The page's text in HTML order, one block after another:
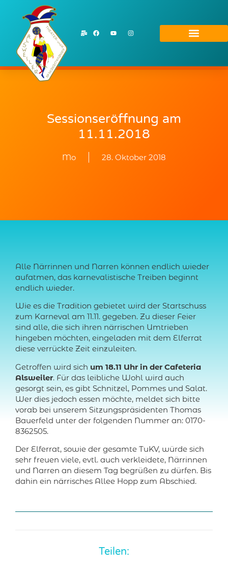
Sessionseröffnung am
11.11.2018
Mo 28. Oktober 2018
Alle Närrinnen und Narren können endlich wieder
aufatmen, das karnevalistische Treiben beginnt
endlich wieder.
Wie es die Tradition gebietet wird der Startschuss
zum Karneval am 11.11. gegeben. Zu dieser Feier
sind alle, die sich ihren närrischen Umtrieben
hingeben möchten, eingeladen mit dem Elferrat
diese verrückte Zeit einzuleiten.
Getroffen wird sich um 18.11 Uhr in der Cafeteria
Alsweiler. Für das leibliche Wohl wird auch
gesorgt sein, es gibt Schnitzel, Pommes und Salat.
Wer dies jedoch essen möchte, meldet sich bitte
vorab bei unserem Sitzungspräsidenten Thomas
Bauerfeld unter der folgenden Nummer an: 0170-
8362505.
Der Elferrat, sowie der gesamte TuKV, würde sich
sehr freuen viele, evtl. auch verkleidete, Närrinnen
und Narren an diesem Tag begrüßen zu dürfen. Bis
dahin ein närrisches Allee Hopp zum Abschied.
Teilen: